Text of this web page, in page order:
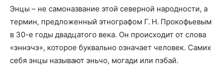
Энцы – не самоназвание этой северной народности, а
термин, предложенный этнографом Г. Н. Прокофьевым
в 30-е годы двадцатого века. Он происходит от слова
«эннэчэ», которое буквально означает человек. Самих
себя энцы называют эньчо, могади или пэбай.